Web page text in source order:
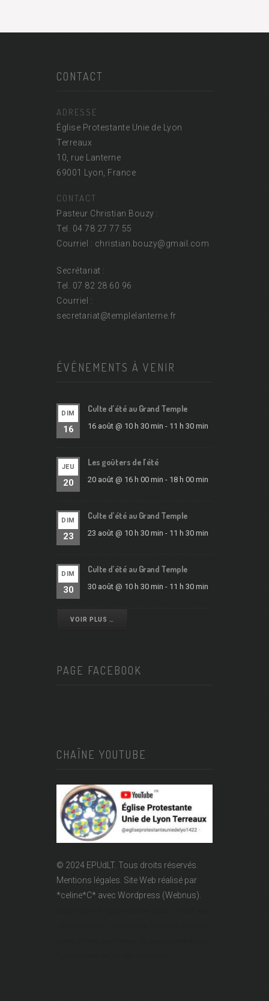
CONTACT
ADRESSE
Église Protestante Unie de Lyon
Terreaux
10, rue Lanterne
69001 Lyon, France
CONTACT
Pasteur Christian Bouzy :
Tel. 04 78 27 77 55
Courriel : christian.bouzy@gmail.com
Secrétariat :
Tel. 07 82 28 60 96
Courriel :
secretariat@templelanterne.fr
ÉVÉNEMENTS À VENIR
DIM
16
Culte d’été au Grand Temple
16 août @ 10 h 30 min - 11 h 30 min
JEU
20
Les goûters de l’été
20 août @ 16 h 00 min - 18 h 00 min
DIM
23
Culte d’été au Grand Temple
23 août @ 10 h 30 min - 11 h 30 min
DIM
30
Culte d’été au Grand Temple
30 août @ 10 h 30 min - 11 h 30 min
VOIR PLUS …
PAGE FACEBOOK
CHAÎNE YOUTUBE
© 2024 EPUdLT. Tous droits réservés.
Mentions légales. Site Web réalisé par
*celine*C* avec Wordpress (Webnus).